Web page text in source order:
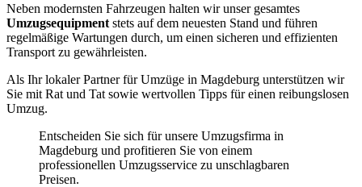
Neben modernsten Fahrzeugen halten wir unser gesamtes
Umzugsequipment stets auf dem neuesten Stand und führen
regelmäßige Wartungen durch, um einen sicheren und effizienten
Transport zu gewährleisten.
Als Ihr lokaler Partner für Umzüge in Magdeburg unterstützen wir
Sie mit Rat und Tat sowie wertvollen Tipps für einen reibungslosen
Umzug.
Entscheiden Sie sich für unsere Umzugsfirma in
Magdeburg und profitieren Sie von einem
professionellen Umzugsservice zu unschlagbaren
Preisen.